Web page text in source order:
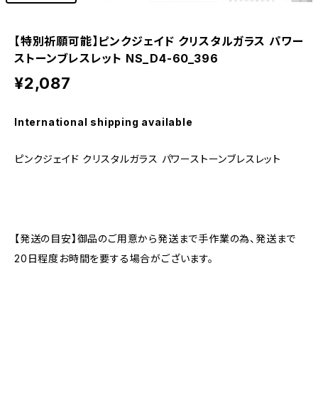
【特別祈願可能】ピンクジェイド クリスタルガラス パワー
ストーンブレスレット NS_D4-60_396
¥2,087
International shipping available
ピンクジェイド クリスタルガラス パワーストーンブレスレット
【発送の目安】御品のご用意から発送まで手作業の為、発送まで
20日程度お時間を要する場合がございます。